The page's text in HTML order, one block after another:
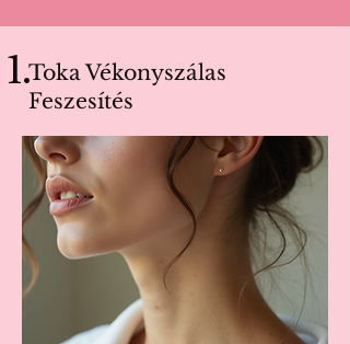
1.Toka Vékonyszálas
Feszesítés